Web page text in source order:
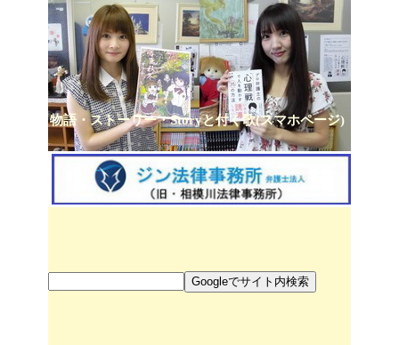
物語・ストーリー・Storyと付く歌(スマホページ)